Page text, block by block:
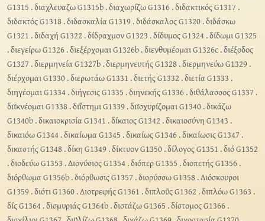
G1315 .διαχλευαζω G1315b.διαχωρίζω G1316.διδακτικός G1317.
διδακτός G1318.διδασκαλία G1319.διδάσκαλος G1320.διδάσκω
G1321 .διδαχή G1322 .δίδραχμον G1323 .δίδυμος G1324 .δίδωμι G1325
.διεγείρω G1326.διεξέρχομαι G1326b.διενθυμέομαι G1326c.διέξοδος
G1327.διερμηνεία G1327b.διερμηνευτής G1328.διερμηνεύω G1329.
διέρχομαι G1330.διερωτάω G1331 .διετής G1332 .διετία G1333 .
διηγέομαι G1334 .διήγεσις G1335 .διηνεκής G1336.διθάλασσος G1337.
διϊκνέομαι G1338.διΐστημι G1339.διϊσχυρίζομαι G1340.δικάζω
G1340b.δικαιοκρισία G1341 .δίκαιος G1342 .δικαιοσύνη G1343 .
δικαιόω G1344 .δικαίωμα G1345 .δικαίως G1346.δικαίωσις G1347.
δικαστής G1348.δίκη G1349.δίκτυον G1350.δίλογος G1351 .διό G1352
.διοδεύω G1353 .Διονύσιος G1354 .διόπερ G1355 .διοπετής G1356.
διόρθωμα G1356b.διόρθωσις G1357.διορύσσω G1358.Διόσκουροι
G1359.διότι G1360.Διοτρεφής G1361 .διπλοῦς G1362 .διπλόω G1363 .
δίς G1364 .δισμυριάς G1364b.διστάζω G1365 .δίστομος G1366.